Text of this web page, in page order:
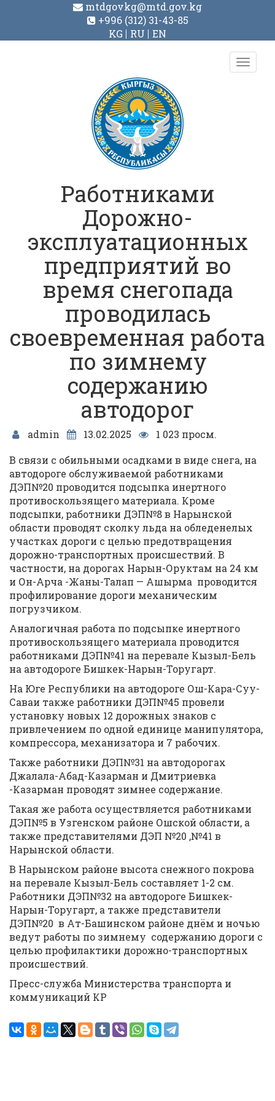
mtdgovkg@mtd.gov.kg
+996 (312) 31-43-85
KG
RU EN
Toggle
Работниками
Дорожно-
эксплуатационных
предприятий во
время снегопада
проводилась
своевременная работа
по зимнему
содержанию
автодорог
admin 13.02.2025
1 023 просм.
В связи с обильными осадками в виде снега, на
автодороге обслуживаемой работниками
ДЭП№20 проводится подсыпка инертного
противоскользящего материала. Кроме
подсыпки, работники ДЭП№8 в Нарынской
области проводят сколку льда на обледенелых
участках дороги с целью предотвращения
дорожно-транспортных происшествий. В
частности, на дорогах Нарын-Оруктам на 24 км
и Он-Арча -Жаны-Талап — Ашырма проводится
профилирование дороги механическим
погрузчиком.
Аналогичная работа по подсыпке инертного
противоскользящего материала проводится
работниками ДЭП№41 на перевале Кызыл-Бель
на автодороге Бишкек-Нарын-Торугарт.
На Юге Республики на автодороге Ош-Кара-Суу-
Саваи также работники ДЭП№45 провели
установку новых 12 дорожных знаков с
привлечением по одной единице манипулятора,
компрессора, механизатора и 7 рабочих.
Также работники ДЭП№31 на автодорогах
Джалала-Абад-Казарман и Дмитриевка
-Казарман проводят зимнее содержание.
Такая же работа осуществляется работниками
ДЭП№5 в Узгенском районе Ошской области, а
также представителями ДЭП №20 ,№41 в
Нарынской области.
В Нарынском районе высота снежного покрова
на перевале Кызыл-Бель составляет 1-2 см.
Работники ДЭП№32 на автодороге Бишкек-
Нарын-Торугарт, а также представители
ДЭП№20 в Ат-Башинском районе днём и ночью
ведут работы по зимнему содержанию дороги с
целью профилактики дорожно-транспортных
происшествий.
Пресс-служба Министерства транспорта и
коммуникаций КР